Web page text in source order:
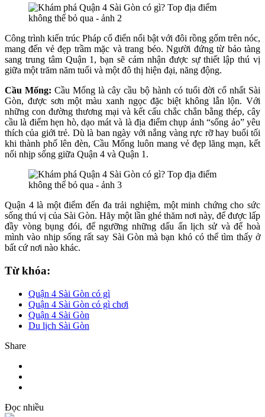
Công trình kiến trúc Pháp cổ điển nổi bật với đôi rồng gốm trên nóc,
mang đến vẻ đẹp trầm mặc và trang béo. Người đứng từ bảo tàng
sang trung tâm Quận 1, bạn sẽ cảm nhận được sự thiết lập thú vị
giữa một trăm năm tuổi và một đô thị hiện đại, năng động.
Cầu Mống: Cầu Mống là cây cầu bộ hành có tuổi đời cổ nhất Sài
Gòn, được sơn một màu xanh ngọc đặc biệt không lẫn lộn. Với
những con đường thương mại và kết cấu chắc chắn bằng thép, cây
cầu là điểm hẹn hò, dạo mát và là địa điểm chụp ảnh “sống ảo” yêu
thích của giới trẻ. Dù là ban ngày với nắng vàng rực rỡ hay buổi tối
khi thành phố lên đèn, Cầu Mống luôn mang vẻ đẹp lãng mạn, kết
nối nhịp sống giữa Quận 4 và Quận 1.
Quận 4 là một điểm đến đa trải nghiệm, một minh chứng cho sức
sống thú vị của Sài Gòn. Hãy một lần ghé thăm nơi này, để được lấp
đầy vòng bụng đói, để ngưỡng những dấu ấn lịch sử và để hoà
mình vào nhịp sống rất say Sài Gòn mà bạn khó có thể tìm thấy ở
bất cứ nơi nào khác.
Từ khóa:
Quận 4 Sài Gòn có gì
Quận 4 Sài Gòn có gì chơi
Quận 4 Sài Gòn
Du lịch Sài Gòn
Share
Đọc nhiều